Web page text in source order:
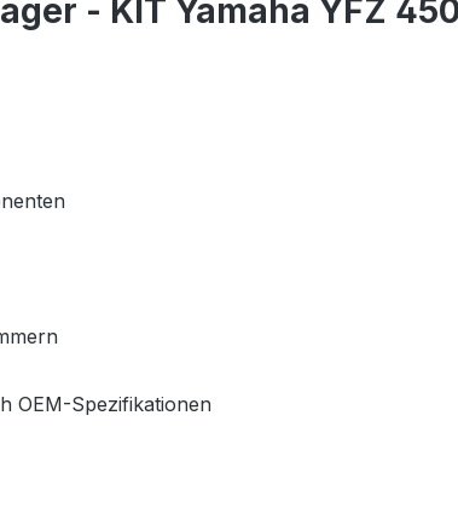
- KIT Yamaha YFZ
OEM-Spezifikationen